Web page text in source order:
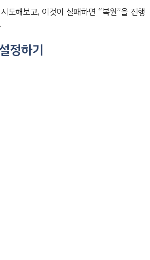
도해보고, 이것이 실패하면 “복원”을 진행
정하기